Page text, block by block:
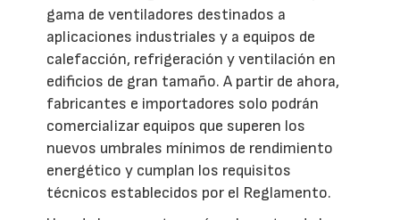
gama de ventiladores destinados a
aplicaciones industriales y a equipos de
calefacción, refrigeración y ventilación en
edificios de gran tamaño. A partir de ahora,
fabricantes e importadores solo podrán
comercializar equipos que superen los
nuevos umbrales mínimos de rendimiento
energético y cumplan los requisitos
técnicos establecidos por el Reglamento.